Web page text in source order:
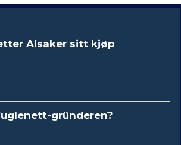
Alsaker sitt kjøp
gründeren?